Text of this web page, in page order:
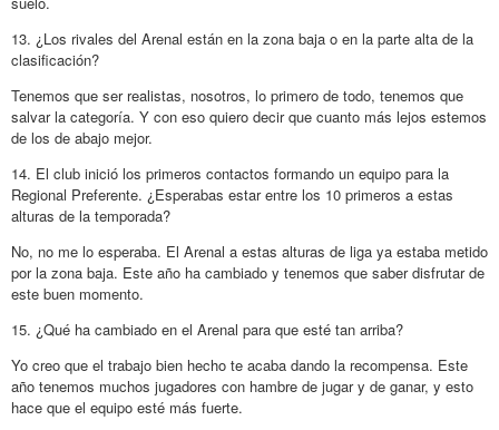
13. ¿Los rivales del Arenal están en la zona baja o en la parte alta de la
clasificación?
Tenemos que ser realistas, nosotros, lo primero de todo, tenemos que
salvar la categoría. Y con eso quiero decir que cuanto más lejos estemos
de los de abajo mejor.
14. El club inició los primeros contactos formando un equipo para la
Regional Preferente. ¿Esperabas estar entre los 10 primeros a estas
alturas de la temporada?
No, no me lo esperaba. El Arenal a estas alturas de liga ya estaba metido
por la zona baja. Este año ha cambiado y tenemos que saber disfrutar de
este buen momento.
15. ¿Qué ha cambiado en el Arenal para que esté tan arriba?
Yo creo que el trabajo bien hecho te acaba dando la recompensa. Este
año tenemos muchos jugadores con hambre de jugar y de ganar, y esto
hace que el equipo esté más fuerte.